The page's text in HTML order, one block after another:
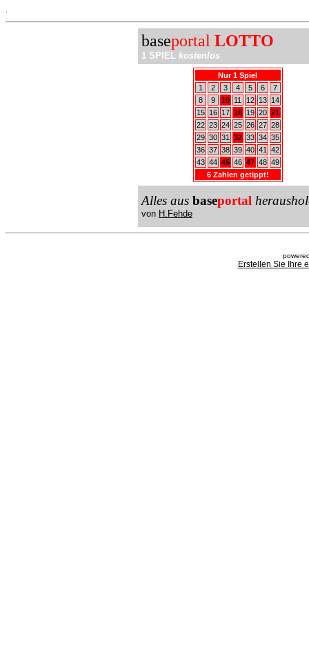
baseportal LOTTO
1 SPIEL kostenlos
Nur 1 Spiel
1
2 3 4 5 6
7
8
9 10 11 12 13
14
15
16 17 18 19 20 21
22 23 24 25 26 27 28
29 30 31 32 33 34 35
36 37 38 39 40 41
42
43 44 45 46 47 48 49
6 Zahlen getippt!
Alles aus baseportal
von H.Fehde
Erstellen Sie Ihre